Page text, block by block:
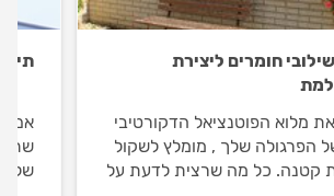
חומרים ליצירת
מלוא הפוטנציאל הדקורטיבי
של הפרגולה שלך , מומלץ לשקול
קטנה. כל מה שרצית לדעת על
אם